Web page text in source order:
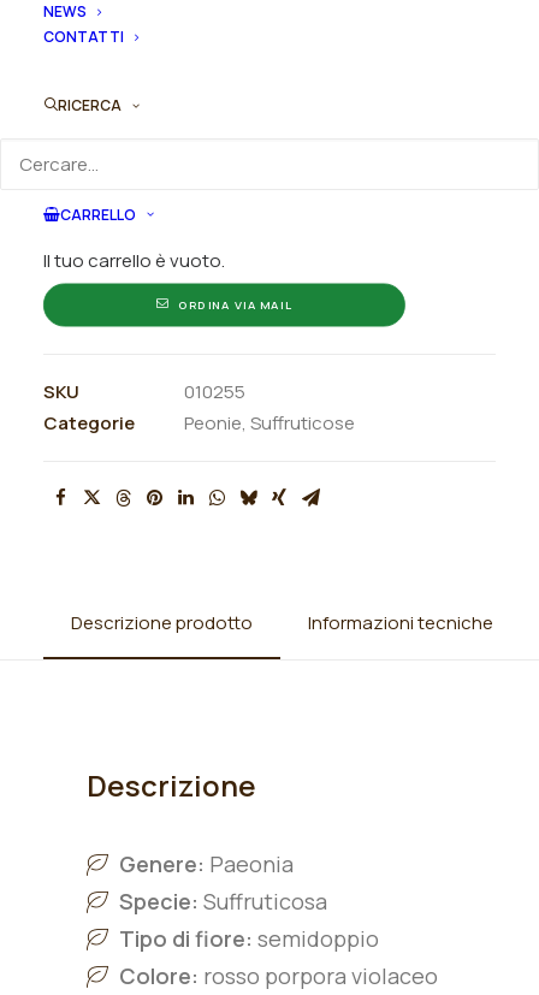
NEWS
CONTATTI
RICERCA
CARRELLO
Il tuo carrello è vuoto.
suffruticosa
"Shima-
quantità
Puoi acquistare ora questo prodotto contattandoci e
quantità
ORDINA VIA MAIL
SKU
010255
Categorie
Peonie, Suffruticose
Descrizione prodotto Informazioni tecniche
Descrizione
Genere: Paeonia
Specie: Suffruticosa
Tipo di fiore: semidoppio
Colore: rosso porpora violaceo